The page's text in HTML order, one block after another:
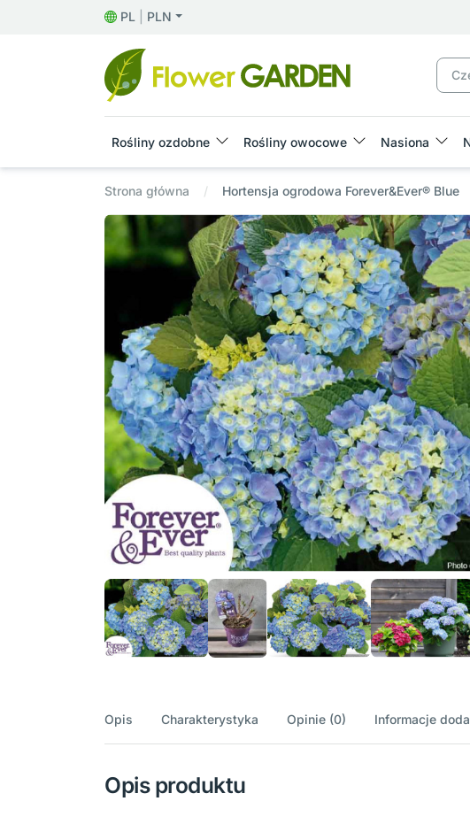
PL PLN
Rośliny ozdobne Rośliny owocowe Nasiona
Strona główna Hortensja ogrodowa Forever&Ever® Blue
Opis Charakterystyka Opinie (0) Informacje
Opis produktu